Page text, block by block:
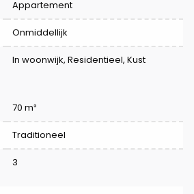
Appartement
Onmiddellijk
In woonwijk, Residentieel, Kust
70 m²
Traditioneel
3